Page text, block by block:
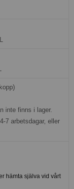
inte finns i lager.
7 arbetsdagar, eller
hämta själva vid vårt